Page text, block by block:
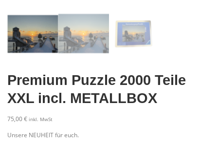
Premium Puzzle 2000 Teile
XXL incl. METALLBOX
75,00€ inkl. MwSt
Unsere NEUHEIT für euch.